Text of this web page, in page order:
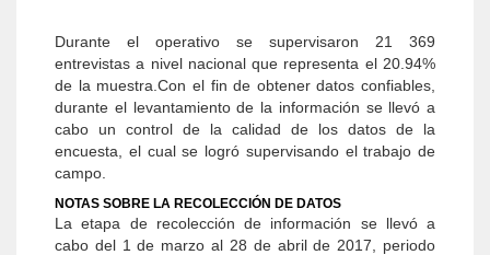
Durante el operativo se supervisaron 21 369
entrevistas a nivel nacional que representa el 20.94%
de la muestra.Con el fin de obtener datos confiables,
durante el levantamiento de la información se llevó a
cabo un control de la calidad de los datos de la
encuesta, el cual se logró supervisando el trabajo de
campo.
NOTAS SOBRE LA RECOLECCIÓN DE DATOS
La etapa de recolección de información se llevó a
cabo del 1 de marzo al 28 de abril de 2017, periodo